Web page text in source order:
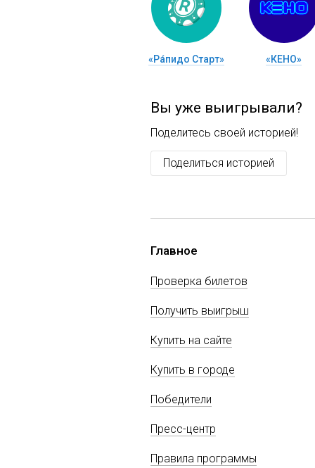
«Ра́пидо Старт» «КЕНО»
Вы уже выигрывали?
Поделитесь своей историей!
Поделиться историей
Главное
Проверка билетов
Получить выигрыш
Купить на сайте
Купить в городе
Победители
Пресс-центр
Правила программы